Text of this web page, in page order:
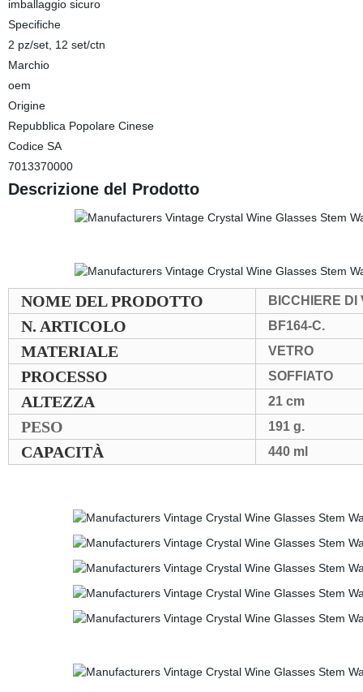
imballaggio sicuro
Specifiche
2 pz/set, 12 set/ctn
Marchio
oem
Origine
Repubblica Popolare Cinese
Codice SA
7013370000
Descrizione del Prodotto
NOME DEL PRODOTTO BICCHIERE DI
N. ARTICOLO BF164-C.
MATERIALE VETRO
PROCESSO SOFFIATO
ALTEZZA 21 cm
PESO 191 g.
CAPACITÀ 440 ml